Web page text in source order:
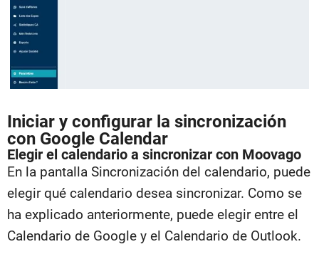
Iniciar y configurar la sincronización
con Google Calendar
Elegir el calendario a sincronizar con Moovago
En la pantalla Sincronización del calendario, puede
elegir qué calendario desea sincronizar. Como se
ha explicado anteriormente, puede elegir entre el
Calendario de Google y el Calendario de Outlook.